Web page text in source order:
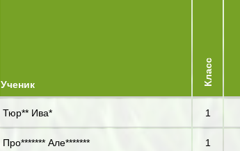
Ученик Класс
Тюр** Ива* 1
Про******* Але******* 1